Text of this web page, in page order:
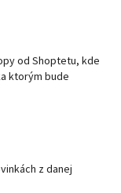
od Shoptetu, kde
ktorým bude
z danej